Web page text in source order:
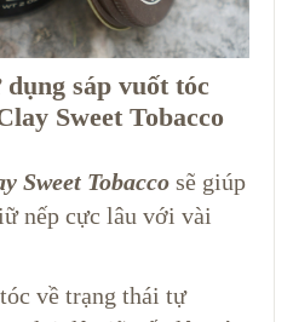
sáp vuốt tóc
Sweet Tobacco
Sweet Tobacco sẽ giúp
nếp cực lâu với vài
về trạng thái tự